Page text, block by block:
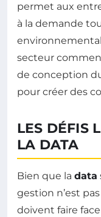
permet aux
à la demande
secteur
de conception
pour créer des
LES DÉFIS
LA DATA
Bien que la data
gestion n’est
doivent faire